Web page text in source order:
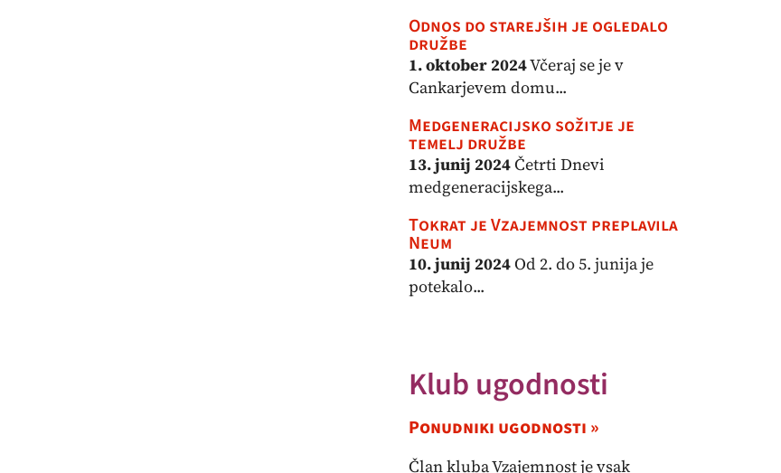
Odnos do starejših je ogledalo
družbe
1. oktober 2024Včeraj se je v
Cankarjevem domu...
Medgeneracijsko sožitje je
temelj družbe
13. junij 2024Četrti Dnevi
medgeneracijskega...
Tokrat je Vzajemnost preplavila
Neum
10. junij 2024Od 2. do 5. junija je
potekalo...
Klub ugodnosti
Ponudniki ugodnosti »
Član kluba Vzajemnost je vsak